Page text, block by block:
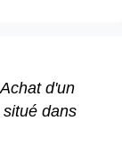
Achat d'un
dans